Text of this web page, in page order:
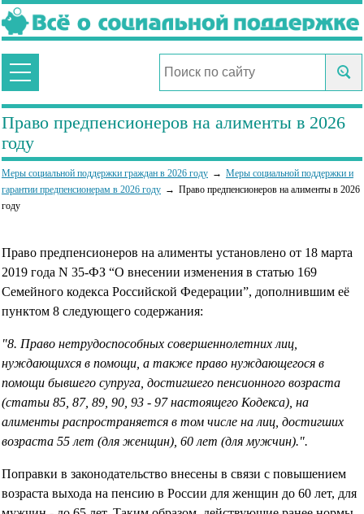
Право предпенсионеров на алименты в 2026
году
Меры социальной поддержки граждан в 2026 году
Меры социальной поддержки и
гарантии предпенсионерам в 2026 году
Право предпенсионеров на алименты в 2026
году
Право предпенсионеров на алименты установлено от 18 марта
2019 года N 35-ФЗ “О внесении изменения в статью 169
Семейного кодекса Российской Федерации”, дополнившим её
пунктом 8 следующего содержания:
"8. Право нетрудоспособных совершеннолетних лиц,
нуждающихся в помощи, а также право нуждающегося в
помощи бывшего супруга, достигшего пенсионного возраста
(статьи 85, 87, 89, 90, 93 - 97 настоящего Кодекса), на
алименты распространяется в том числе на лиц, достигших
возраста 55 лет (для женщин), 60 лет (для мужчин).".
Поправки в законодательство внесены в связи с повышением
возраста выхода на пенсию в России для женщин до 60 лет, для